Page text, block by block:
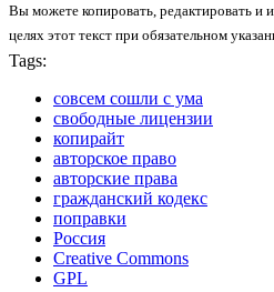
Вы можете копировать, редактировать и
целях этот текст при обязательном
Tags:
совсем сошли с ума
свободные лицензии
копирайт
авторское право
авторские права
гражданский кодекс
поправки
Россия
Creative Commons
GPL